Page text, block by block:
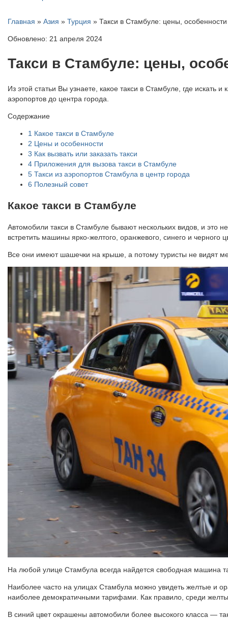
Главная » Азия » Турция » Такси в Стамбуле: цены,
Обновлено: 21 апреля 2024
Такси в Стамбуле: цены,
Из этой статьи Вы узнаете, какое такси в Стамбуле, где
аэропортов до центра города.
Содержание
1 Какое такси в Стамбуле
2 Цены и особенности
3 Как вызвать или заказать такси
4 Приложения для вызова такси в Стамбуле
5 Такси из аэропортов Стамбула в центр города
6 Полезный совет
Какое такси в Стамбуле
Автомобили такси в Стамбуле бывают нескольких видов, и это
встретить машины ярко-желтого, оранжевого, синего и черного
Все они имеют шашечки на крыше, а потому туристы не видят
На любой улице Стамбула всегда найдется свободная машина
Наиболее часто на улицах Стамбула можно увидеть желтые и
наиболее демократичными тарифами. Как правило, среди
В синий цвет окрашены автомобили более высокого класса —